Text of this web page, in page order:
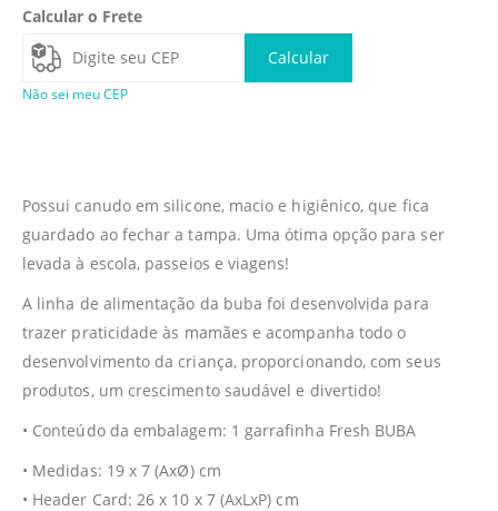
Calcular o Frete
Calcular
Não sei meu CEP
Possui canudo em silicone, macio e higiênico, que fica
guardado ao fechar a tampa. Uma ótima opção para ser
levada à escola, passeios e viagens!
A linha de alimentação da buba foi desenvolvida para
trazer praticidade às mamães e acompanha todo o
desenvolvimento da criança, proporcionando, com seus
produtos, um crescimento saudável e divertido!
• Conteúdo da embalagem: 1 garrafinha Fresh BUBA
• Medidas: 19 x 7 (AxØ) cm
• Header Card: 26 x 10 x 7 (AxLxP) cm